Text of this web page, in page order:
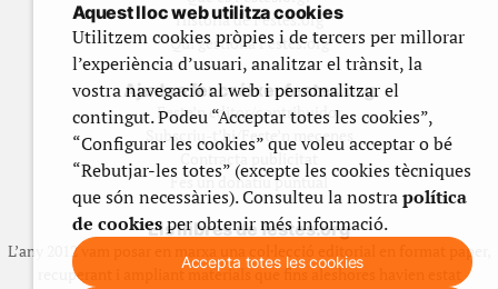
Història de Festes.org
Qui gestiona Festes.org
Ajuda a fer créixer festes.org
Feste’n editor/contribuidor
Subscriu-t’hi/Feste’n mecenes
Contracta publicitat
Fes un donatiu puntual
Els llibres de festes.org
L’any 2012 vam posar en marxa una col·lecció editorial en format paper,
recuperant i ampliant materials que fins aleshores havien estat
Aquest lloc web utilitza cookies
Utilitzem cookies pròpies i de tercers per millorar
l’experiència d’usuari, analitzar el trànsit, la
vostra navegació al web i personalitzar el
contingut. Podeu “Acceptar totes les cookies”,
“Configurar les cookies” que voleu acceptar o bé
“Rebutjar-les totes” (excepte les cookies tècniques
que són necessàries). Consulteu la nostrapolítica
de cookiesper obtenir més informació.
Accepta totes les cookies